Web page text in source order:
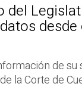
del
de su
la Corte de